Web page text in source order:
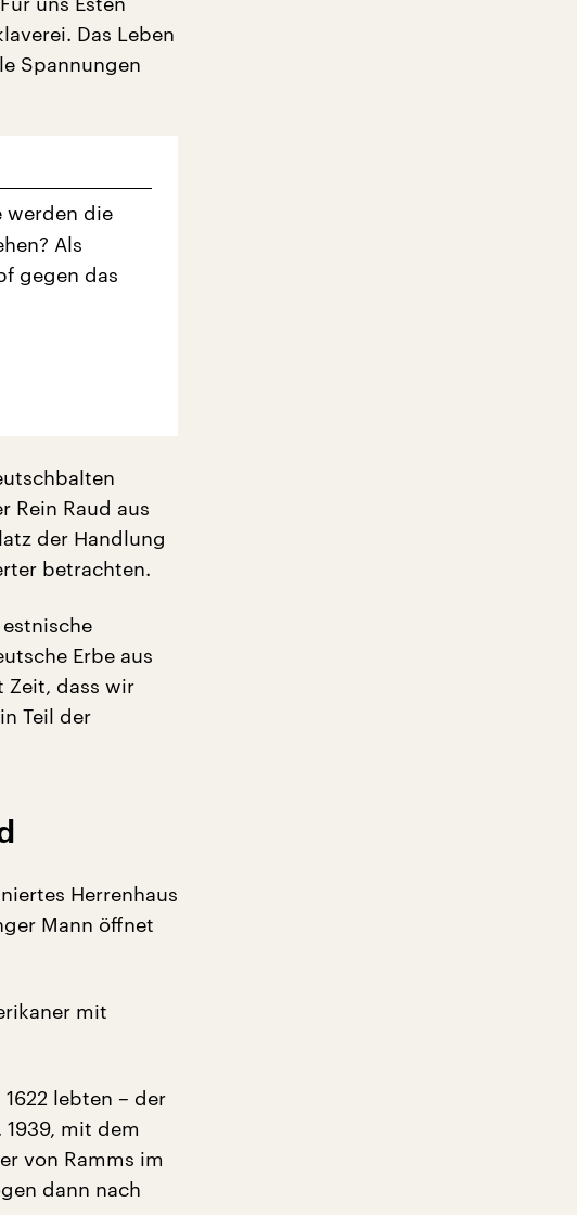
Das Leben
Spannungen
werden die
Als
gegen das
Rein Raud aus
der Handlung
betrachten.
Erbe aus
Zeit, dass wir
Teil der
Herrenhaus
Mann öffnet
mit
lebten – der
mit dem
von Ramms im
dann nach